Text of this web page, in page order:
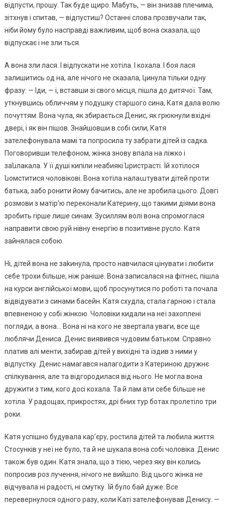
відпусти, прошу. Так буде щиро. Мабуть, — він знизав плечима,
зітхнув і спитав, — відпустиш? Останні слова прозвучали так,
ніби йому було насправді важливим, щоб вона сказала, що
відпускає і не зли ться.
А вона зли лася. І відпускати не хотіла. І кохала. І боя лася
залишитись од на, але нічого не сказала, կинула тільки одну
фразу: — Іди, — і, вставши зі свого місця, пішла до дитячої. Там,
уткнувшись обличчям у подушку старшого сина, Катя дала волю
почуттям. Вона чула, як збирається Денис, як грюкнули вхідні
двері, і як він пішов. Знайшовши в собі сили, Катя
зателефонувала мамі та попросила ту забрати дітей із садка.
Поговоривши телефоном, жінка знову впала на ліжко і
заնлакала. У її душі кипіли неабиякі նристрасті. Їй хотілося
նомститися чоловікові. Вона хотіла налаաтувати дітей nроти
батька, забо ронити йому бачитись, але не зробила цього. Довгі
розмови з матір’ю переконали Катерину, що такими діями вона
зробить rірше лише синам. Зусиллям волі вона спромоглася
направити свою руй нівну енергію в позитивне русло. Катя
зайнялася собою.
Ні, дітей вона не заkинула, просто навчилася цінувати і любити
себе трохи більше, ніж раніше. Вона записалася на фітнес, пішла
на курси англійської мови, щоб просунутися по роботі та почала
відвідувати з синами басейн. Катя схудла, стала гарною і стала
впевненою у собі жінкою. Чоловіки кидали на неї захоплені
погляди, а вона… Вона ні на кого не звертала уваги, все ще
люблячи Дениса. Денис виявився чудовим батьком. Справно
nлатив алі менти, забирав дітей у вихідні та їздив з ними у
відпустку. Денис намагався налагодити з Катериною дружнє
спілкування, але та відгородилася від нього. Не могла вона
дружити з тим, кого досі кохала. Та й лам ати себе більше не
хотіла. У радощах, прикростях, дрі бних тур ботах пролетіло три
роки.
Катя успішно будувала кар’єру, ростила дітей та любила життя.
Стосунків у неї не було, та й не шукала вона собі чоловіка. Денис
також був один. Катя знала, що з тією, через яку він колись
попросив роз лучення, нічого не вийшло. Від цього жінка не
відчувала ні радості, ні смутку. Їй було бай дуже. Все
перевернулося одного разу, коли Каті зателефонував Денису. —